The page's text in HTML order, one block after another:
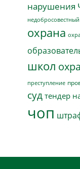
нарушения
охрана
школ
преступление
суд тендер
чоп